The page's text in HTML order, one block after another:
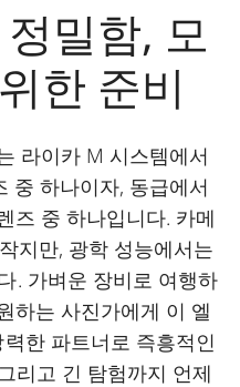
밀함, 모
한 준비
라이카 M 시스템에서
중 하나이자, 동급에서
즈 중 하나입니다. 카메
지만, 광학 성능에서는
. 가벼운 장비로 여행하
하는 사진가에게 이 엘
한 파트너로 즉흥적인
리고 긴 탐험까지 언제